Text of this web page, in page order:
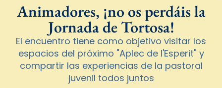
Animadores, ¡no os perdáis la
Jornada de Tortosa!
El encuentro tiene como objetivo visitar los
espacios del próximo "Aplec de l'Esperit" y
compartir las experiencias de la pastoral
juvenil todos juntos